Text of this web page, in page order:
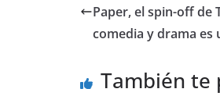
Paper, el spin-off de
comedia y drama es
También te